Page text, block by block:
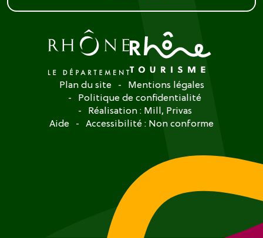
Plan du site
Mentions légales
Politique de confidentialité
Réalisation : Mill, Privas
Aide
Accessibilité : Non conforme